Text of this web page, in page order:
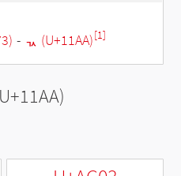
- ᆪ (U+11AA)[1]